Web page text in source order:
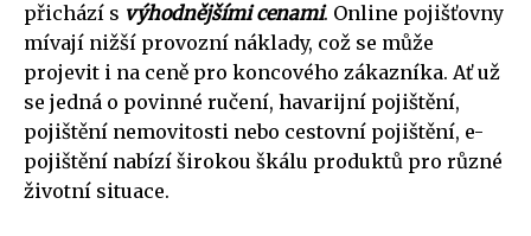
přichází s výhodnějšími cenami. Online pojišťovny
mívají nižší provozní náklady, což se může
projevit i na ceně pro koncového zákazníka. Ať už
se jedná o povinné ručení, havarijní pojištění,
pojištění nemovitosti nebo cestovní pojištění, e-
pojištění nabízí širokou škálu produktů pro různé
životní situace.